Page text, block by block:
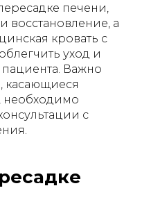
печени,
восстановление, а
кровать с
уход и
Важно
касающиеся
необходимо
с